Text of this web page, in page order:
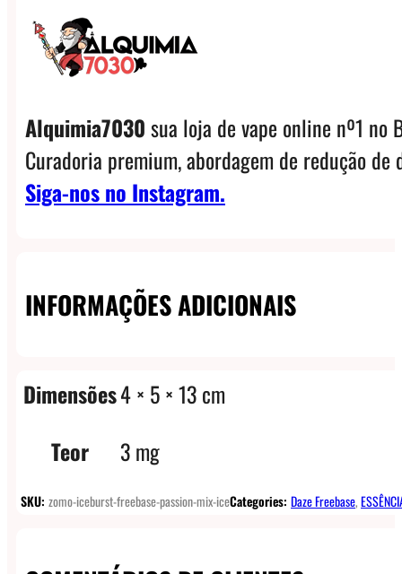
Alquimia7030sua loja de vape online nº1 no
Curadoria premium, abordagem de redução
Siga-nos no Instagram.
INFORMAÇÕES ADICIONAIS
Dimensões4 × 5 × 13 cm
Teor
3 mg
SKU: zomo-iceburst-freebase-passion-mix-iceCategories: Daze Freebase,